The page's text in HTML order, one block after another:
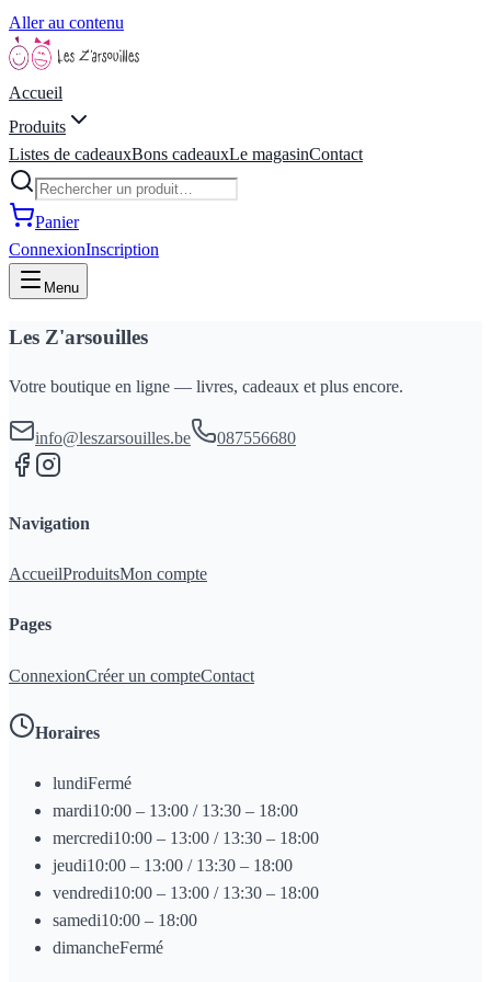
Aller au contenu
Accueil
Produits
Listes de cadeauxBons cadeauxLe magasinContact
Panier
ConnexionInscription
Menu
Les Z'arsouilles
Votre boutique en ligne — livres, cadeaux et plus encore.
info@leszarsouilles.be 087556680
Navigation
AccueilProduitsMon compte
Pages
ConnexionCréer un compteContact
Horaires
lundiFermé
mardi10:00 – 13:00 / 13:30 – 18:00
mercredi10:00 – 13:00 / 13:30 – 18:00
jeudi10:00 – 13:00 / 13:30 – 18:00
vendredi10:00 – 13:00 / 13:30 – 18:00
samedi10:00 – 18:00
dimancheFermé